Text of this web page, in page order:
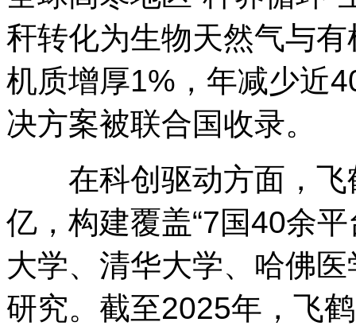
秆转化为生物天然气与
机质增厚1%，年减少近
决方案被联合国收录。
在科创驱动方面，飞
亿，构建覆盖“7国40余
大学、清华大学、哈佛
研究。截至2025年，飞